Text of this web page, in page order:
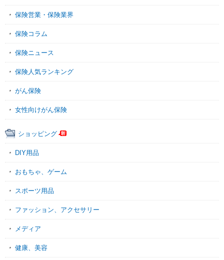
保険営業・保険業界
保険コラム
保険ニュース
保険人気ランキング
がん保険
女性向けがん保険
ショッピング
DIY用品
おもちゃ、ゲーム
スポーツ用品
ファッション、アクセサリー
メディア
健康、美容